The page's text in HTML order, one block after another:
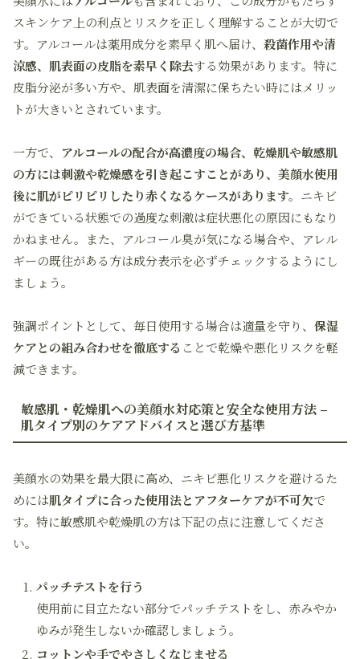
スキンケア上の利点とリスクを正しく理解することが大切で
す。アルコールは薬用成分を素早く肌へ届け、 殺菌作用や清
涼感、肌表面の皮脂を素早く除去する効果があります。特に
皮脂分泌が多い方や、肌表面を清潔に保ちたい時にはメリッ
トが大きいとされています。
一方で、 アルコールの配合が高濃度の場合、乾燥肌や敏感肌
の方には刺激や乾燥感を引き起こすことがあり、美顔水使用
後に肌がピリピリしたり赤くなるケースがあります。 ニキビ
ができている状態での過度な刺激は症状悪化の原因にもなり
かねません。また、アルコール臭が気になる場合や、アレル
ギーの既往がある方は成分表示を必ずチェックするようにし
ましょう。
強調ポイントとして、毎日使用する場合は適量を守り、 保湿
ケアとの組み合わせを徹底する ことで乾燥や悪化リスクを軽
減できます。
敏感肌・乾燥肌への美顔水対応策と安全な使用方法 –
肌タイプ別のケアアドバイスと選び方基準
美顔水の効果を最大限に高め、ニキビ悪化リスクを避けるた
めには肌タイプに合った使用法とアフターケアが不可欠で
す。特に敏感肌や乾燥肌の方は下記の点に注意してくださ
い。
パッチテストを行う
使用前に目立たない部分でパッチテストをし、赤みやか
ゆみが発生しないか確認しましょう。
コットンや手でやさしくなじませる